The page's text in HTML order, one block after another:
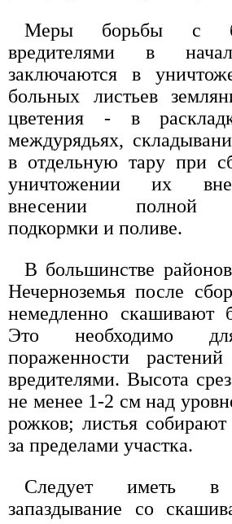
Меры борьбы с
вредителями в
заключаются в
больных листьев
цветения - в
междурядьях,
в отдельную тару при
уничтожении их
внесении полной
подкормки и поливе.
В большинстве
Нечерноземья после
немедленно скашивают
Это необходимо
пораженности
вредителями. Высота
не менее 1-2 см над
рожков; листья
за пределами участка.
Следует иметь
запаздывание со